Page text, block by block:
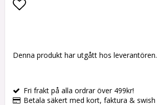
Denna produkt har utgått hos leverantören.
Fri frakt på alla ordrar över 499kr!
Betala säkert med kort, faktura & swish